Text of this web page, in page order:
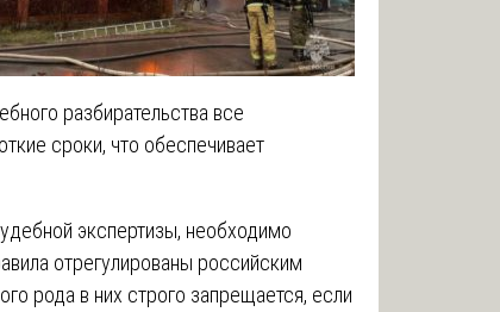
разбирательства все
сроки, что обеспечивает
экспертизы, необходимо
отрегулированы российским
рода в них строго запрещается, если